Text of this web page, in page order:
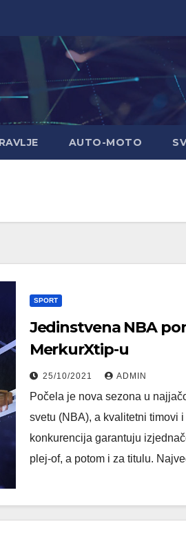
AUTO-MOTO
SPORT
Jedinstvena NBA
MerkurXtip-u
25/10/2021 ADMIN
Počela je nova sezona u
svetu (NBA), a kvalitetni timovi
konkurencija garantuju
plej-of, a potom i za titulu.